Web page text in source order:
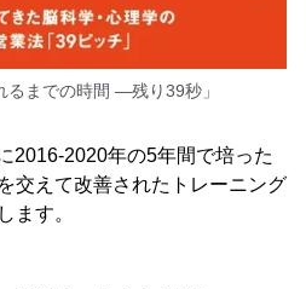
るまでの時間 ―残り39秒」
2016-2020年の5年間で培った
交えて改善されたトレーニング
ます。